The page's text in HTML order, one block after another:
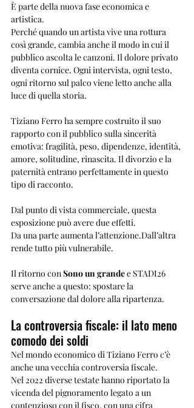
È parte della nuova fase economica e
artistica.
Perché quando un artista vive una rottura
così grande, cambia anche il modo in cui il
pubblico ascolta le canzoni. Il dolore privato
diventa cornice. Ogni intervista, ogni testo,
ogni ritorno sul palco viene letto anche alla
luce di quella storia.
Tiziano Ferro ha sempre costruito il suo
rapporto con il pubblico sulla sincerità
emotiva: fragilità, peso, dipendenze, identità,
amore, solitudine, rinascita. Il divorzio e la
paternità entrano perfettamente in questo
tipo di racconto.
Dal punto di vista commerciale, questa
esposizione può avere due effetti.
Da una parte aumenta l’attenzione.Dall’altra
rende tutto più vulnerabile.
Il ritorno con Sono un grande e STADI26
serve anche a questo: spostare la
conversazione dal dolore alla ripartenza.
La controversia fiscale: il lato meno
comodo dei soldi
Nel mondo economico di Tiziano Ferro c’è
anche una vecchia controversia fiscale.
Nel 2022 diverse testate hanno riportato la
vicenda del pignoramento legato a un
contenzioso con il fisco, con una cifra